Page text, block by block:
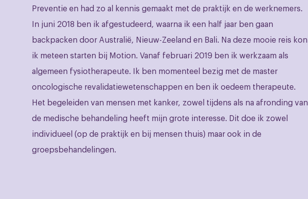
Preventie en had zo al kennis gemaakt met de praktijk en de werknemers.
In juni 2018 ben ik afgestudeerd, waarna ik een half jaar ben gaan
backpacken door Australië, Nieuw-Zeeland en Bali. Na deze mooie reis kon
ik meteen starten bij Motion. Vanaf februari 2019 ben ik werkzaam als
algemeen fysiotherapeute. Ik ben momenteel bezig met de master
oncologische revalidatiewetenschappen en ben ik oedeem therapeute.
Het begeleiden van mensen met kanker, zowel tijdens als na afronding van
de medische behandeling heeft mijn grote interesse. Dit doe ik zowel
individueel (op de praktijk en bij mensen thuis) maar ook in de
groepsbehandelingen.